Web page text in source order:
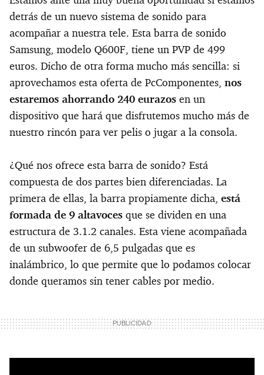
detrás de un nuevo sistema de sonido para
acompañar a nuestra tele. Esta barra de sonido
Samsung, modelo Q600F, tiene un PVP de 499
euros. Dicho de otra forma mucho más sencilla: si
aprovechamos esta oferta de PcComponentes, nos
estaremos ahorrando 240 eurazos en un
dispositivo que hará que disfrutemos mucho más de
nuestro rincón para ver pelis o jugar a la consola.
¿Qué nos ofrece esta barra de sonido? Está
compuesta de dos partes bien diferenciadas. La
primera de ellas, la barra propiamente dicha, está
formada de 9 altavoces que se dividen en una
estructura de 3.1.2 canales. Esta viene acompañada
de un subwoofer de 6,5 pulgadas que es
inalámbrico, lo que permite que lo podamos colocar
donde queramos sin tener cables por medio.